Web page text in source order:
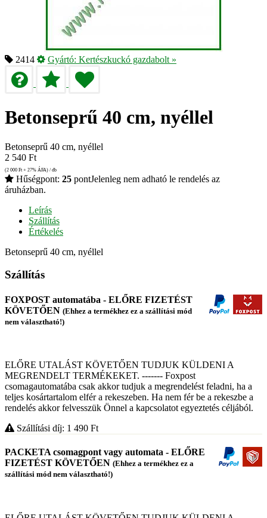
2414 Gyártó: Kertészkuckó gazdabolt »
Betonseprű 40 cm, nyéllel
Betonseprű 40 cm, nyéllel
2 540 Ft
(2 000 Ft + 27% ÁFA) / db
Hűségpont: 25 pontJelenleg nem adható le rendelés az
áruházban.
Leírás
Szállítás
Értékelés
Betonseprű 40 cm, nyéllel
Szállítás
FOXPOST automatába - ELŐRE FIZETÉST
KÖVETŐEN (Ehhez a termékhez ez a szállítási mód
nem választható!)
ELŐRE UTALÁST KÖVETŐEN TUDJUK KÜLDENI A
MEGRENDELT TERMÉKEKET. ------- Foxpost
csomagautomatába csak akkor tudjuk a megrendelést feladni, ha a
teljes kosártartalom elfér a rekeszeben. Ha nem fér be a rekeszbe a
rendelés akkor felvesszük Önnel a kapcsolatot egyeztetés céljából.
Szállítási díj: 1 490 Ft
PACKETA csomagpont vagy automata - ELŐRE
FIZETÉST KÖVETŐEN (Ehhez a termékhez ez a
szállítási mód nem választható!)